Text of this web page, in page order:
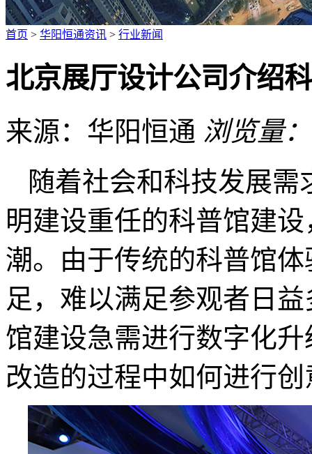
首页 > 华阳恒通资讯 > 行业新闻
北京展厅设计公司介绍
来源：华阳恒通 浏览量：
随着社会和科技发展
明建设重任的科普馆建
潮。由于传统的科普馆
足，难以满足参观者日
馆建设急需进行数字化
改造的过程中如何进行